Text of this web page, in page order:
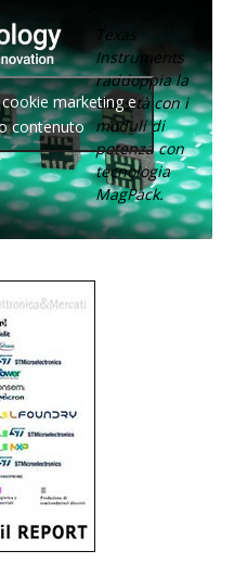
Texas
Instruments
raddoppia la
densità con i
moduli di
potenza con
tecnologia
MagPack.
marketing e
contenuto